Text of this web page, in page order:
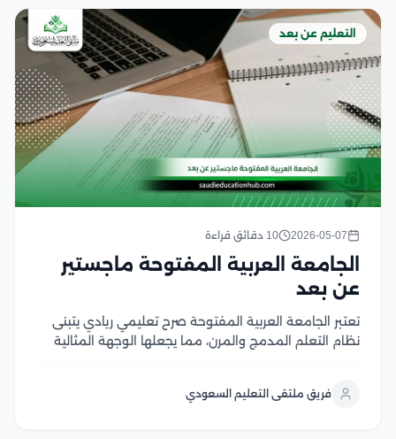
التعليم عن بعد
2026-05-07 10 دقائق قراءة
الجامعة العربية المفتوحة ماجستير
عن بعد
تعتبر الجامعة العربية المفتوحة صرح تعليمي ريادي يتبنى
نظام التعلم المدمج والمرن، مما يجعلها الوجهة المثالية
المهنيين والباحثين، من خلال تقديم برامج دراسات...
فريق ملتقى التعليم السعودي